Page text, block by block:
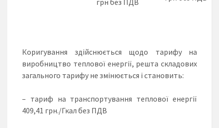
Коригування здійснюється щодо тарифу на
виробництво теплової енергії, решта складових
загального тарифу не змінюється і становить:
– тариф на транспортування теплової енергії
409,41 грн./Гкал без ПДВ